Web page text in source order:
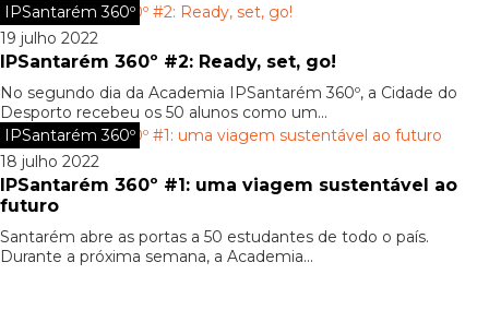
IPSantarém 360º
19 julho 2022
IPSantarém 360º #2: Ready, set, go!
No segundo dia da Academia IPSantarém 360º, a Cidade do
Desporto recebeu os 50 alunos como um...
IPSantarém 360º
18 julho 2022
IPSantarém 360º #1: uma viagem sustentável ao
futuro
Santarém abre as portas a 50 estudantes de todo o país.
Durante a próxima semana, a Academia...